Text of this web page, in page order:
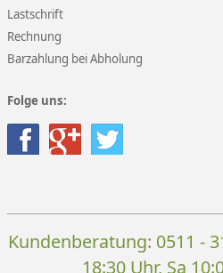
Lastschrift
Rechnung
Barzahlung bei Abholung
Folge uns:
Kundenberatung: 0511 -
18:30 Uhr, Sa